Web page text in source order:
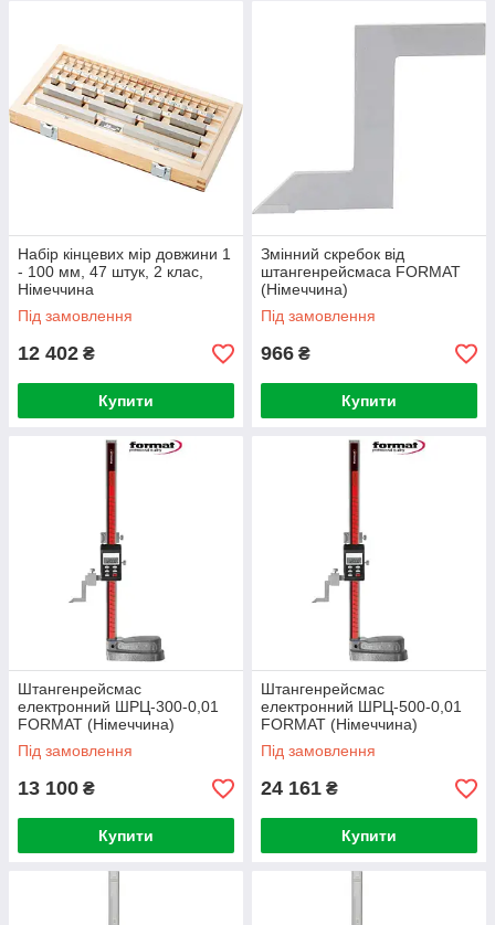
Набір кінцевих мір довжини 1
- 100 мм, 47 штук, 2 клас,
Німеччина
Під замовлення
12 402 ₴
Купити
Змінний скребок від
штангенрейсмаса FORMAT
(Німеччина)
Під замовлення
966 ₴
Купити
Штангенрейсмас
електронний ШРЦ-300-0,01
FORMAT (Німеччина)
Під замовлення
13 100 ₴
Купити
Штангенрейсмас
електронний ШРЦ-500-0,01
FORMAT (Німеччина)
Під замовлення
24 161 ₴
Купити